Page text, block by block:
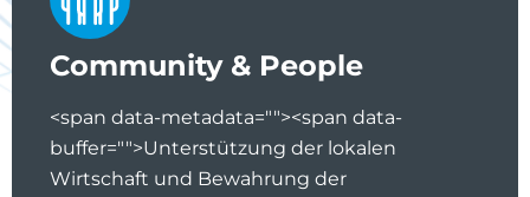
Community & People
<span data-metadata=""><span data-
buffer="">Unterstützung der lokalen
Wirtschaft und Bewahrung der